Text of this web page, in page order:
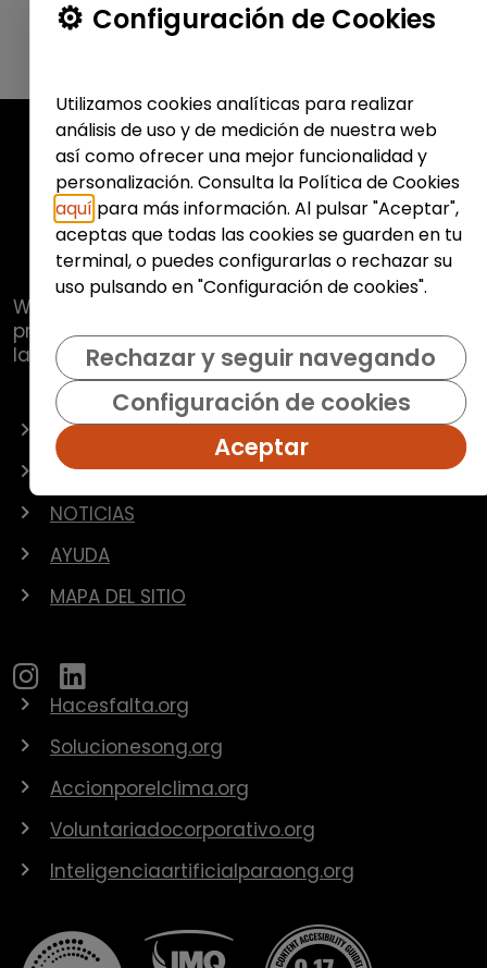
Web de
pretende promover y fomentar la inclusión
laboral de colectivos vulnerables.
OFERTAS
EMPRESAS
NOTICIAS
AYUDA
MAPA DEL SITIO
Hacesfalta.org
Solucionesong.org
Accionporelclima.org
Voluntariadocorporativo.org
Inteligenciaartificialparaong.org
Configuración de Cookies
Utilizamos cookies analíticas para realizar
análisis de uso y de medición de nuestra web
así como ofrecer una mejor funcionalidad y
personalización. Consulta la Política de Cookies
aquí para más información. Al pulsar "Aceptar",
aceptas que todas las cookies se guarden en tu
terminal, o puedes configurarlas o rechazar su
uso pulsando en "Configuración de cookies".
Rechazar y seguir navegando
Configuración de cookies
Aceptar